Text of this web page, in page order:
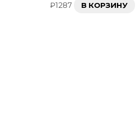
₽1287 В КОРЗИНУ